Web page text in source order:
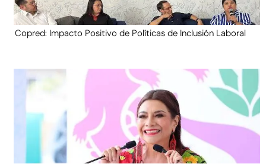
Copred: Impacto Positivo de Políticas de Inclusión Laboral